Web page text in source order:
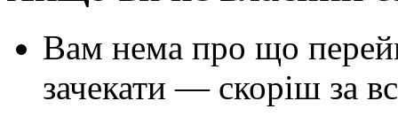
Вам нема про що
зачекати — скоріш за